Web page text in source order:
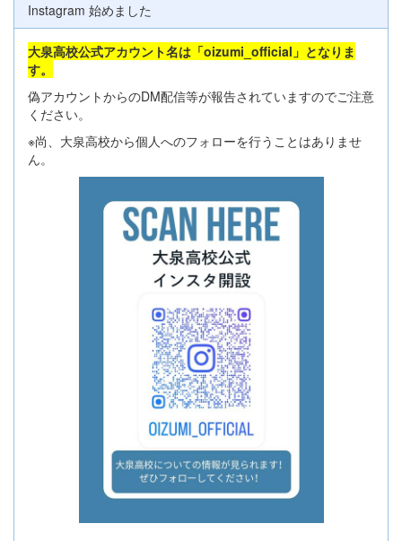
Instagram 始めました
大泉高校公式アカウント名は「oizumi_official」となりま
す。
偽アカウントからのDM配信等が報告されていますのでご注意
ください。
※尚、大泉高校から個人へのフォローを行うことはありませ
ん。